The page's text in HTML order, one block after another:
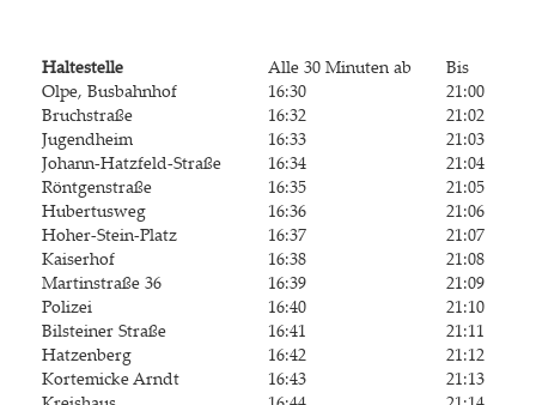
Hal­te­stel­le Alle 30 Minu­ten ab
Bis
Olpe, Bus­bahn­hof
16:30
21:00
Bruch­stra­ße
16:32
21:02
Jugend­heim
16:33
21:03
Johann-Hatz­feld-Stra­ße
16:34
21:04
Rönt­gen­stra­ße
16:35
21:05
Huber­tus­weg
16:36
21:06
Hoher-Stein-Platz
16:37
21:07
Kai­ser­hof
16:38
21:08
Mar­tin­stra­ße 36
16:39
21:09
Poli­zei
16:40
21:10
Bil­stei­ner Straße
16:41
21:11
Hat­zen­berg
16:42
21:12
Kor­te­mi­cke Arndt
16:43
21:13